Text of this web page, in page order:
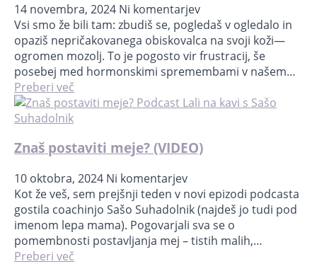
14 novembra, 2024 Ni komentarjev
Vsi smo že bili tam: zbudiš se, pogledaš v ogledalo in
opaziš nepričakovanega obiskovalca na svoji koži—
ogromen mozolj. To je pogosto vir frustracij, še
posebej med hormonskimi spremembami v našem…
Preberi več
Znaš postaviti meje? (VIDEO)
10 oktobra, 2024 Ni komentarjev
Kot že veš, sem prejšnji teden v novi epizodi podcasta
gostila coachinjo Sašo Suhadolnik (najdeš jo tudi pod
imenom lepa mama). Pogovarjali sva se o
pomembnosti postavljanja mej – tistih malih,…
Preberi več